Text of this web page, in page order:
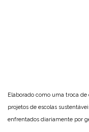
Elaborado como uma troca
projetos de escolas
enfrentados diariamente por